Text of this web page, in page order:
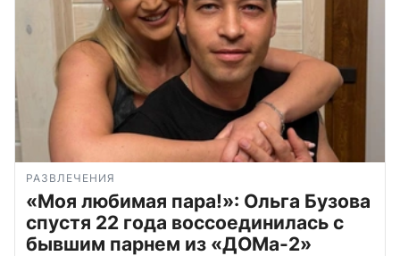
РАЗВЛЕЧЕНИЯ
«Моя любимая пара!»: Ольга Бузова
спустя 22 года воссоединилась с
бывшим парнем из «ДОМа-2»